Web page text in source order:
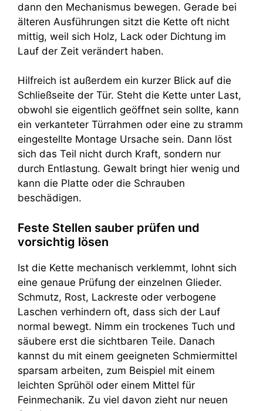
dann den Mechanismus bewegen. Gerade bei
älteren Ausführungen sitzt die Kette oft nicht
mittig, weil sich Holz, Lack oder Dichtung im
Lauf der Zeit verändert haben.
Hilfreich ist außerdem ein kurzer Blick auf die
Schließseite der Tür. Steht die Kette unter Last,
obwohl sie eigentlich geöffnet sein sollte, kann
ein verkanteter Türrahmen oder eine zu stramm
eingestellte Montage Ursache sein. Dann löst
sich das Teil nicht durch Kraft, sondern nur
durch Entlastung. Gewalt bringt hier wenig und
kann die Platte oder die Schrauben
beschädigen.
Feste Stellen sauber prüfen und
vorsichtig lösen
Ist die Kette mechanisch verklemmt, lohnt sich
eine genaue Prüfung der einzelnen Glieder.
Schmutz, Rost, Lackreste oder verbogene
Laschen verhindern oft, dass sich der Lauf
normal bewegt. Nimm ein trockenes Tuch und
säubere erst die sichtbaren Teile. Danach
kannst du mit einem geeigneten Schmiermittel
sparsam arbeiten, zum Beispiel mit einem
leichten Sprühöl oder einem Mittel für
Feinmechanik. Zu viel davon zieht nur neuen